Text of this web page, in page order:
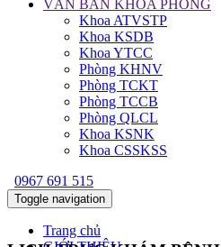
VĂN BẢN KHOA PHÒNG
Khoa ATVSTP
Khoa KSDB
Khoa YTCC
Phòng KHNV
Phòng TCKT
Phòng TCCB
Phòng QLCL
Khoa KSNK
Khoa CSSKSS
0967 691 515
Toggle navigation
Trang chủ